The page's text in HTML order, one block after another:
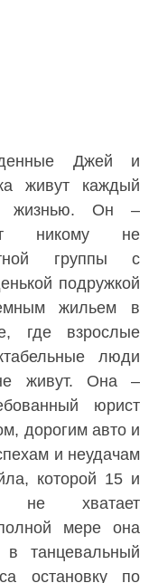
Джей и
живут каждый
жизнью. Он –
никому не
группы с
подружкой
жильем в
где взрослые
люди
живут. Она –
юрист
дорогим авто и
и неудачам
которой 15 и
не хватает
мере она
танцевальный
остановку по